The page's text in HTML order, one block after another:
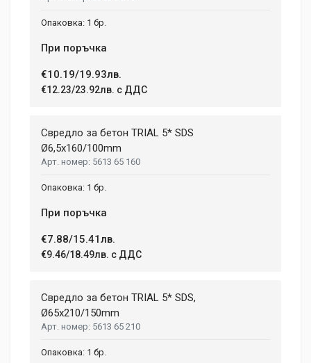
Post Your Review
1 бр.
При поръчка
€10.19/19.93лв.
€12.23/23.92лв. с ДДС
Свредло за бетон TRIAL 5* SDS
Ø6,5x160/100mm
5613 65 160
1 бр.
При поръчка
€7.88/15.41лв.
€9.46/18.49лв. с ДДС
Свредло за бетон TRIAL 5* SDS,
Ø65х210/150mm
5613 65 210
1 бр.